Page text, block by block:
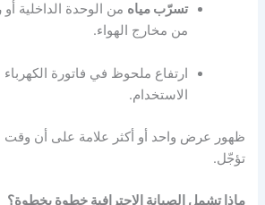
تسرّب مياه من الوحدة الداخلية
من مخارج الهواء.
ارتفاع ملحوظ في فاتورة
الاستخدام.
ظهور عرض واحد أو أكثر علامة على أن وقت
تؤجّل.
ماذا تشمل الصيانة الاحترافية خطوة بخطوة؟